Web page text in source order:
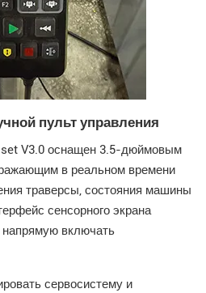
пульт управления
V3.0 оснащен 3.5-дюймовым
в реальном времени
траверсы, состояния машины
сенсорного экрана
напрямую включать
сервосистему и